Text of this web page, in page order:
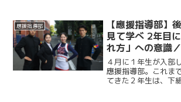
ジを披露する年に一
京六大学が築き上げ
應援指導部
【應援指導部】
見て学べ 2年目
れ方」への意識
ュー
４月に１年生が入部
應援指導部。これま
てきた２年生は、下